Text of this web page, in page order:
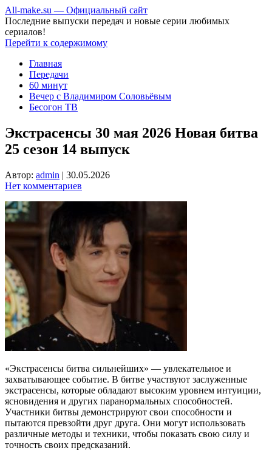
All-make.su — Официальный сайт
Последние выпуски передач и новые серии любимых
сериалов!
Перейти к содержимому
Главная
Передачи
60 минут
Вечер с Владимиром Соловьёвым
Бесогон ТВ
Экстрасенсы 30 мая 2026 Новая битва
25 сезон 14 выпуск
Автор: admin | 30.05.2026
Нет комментариев
«Экстрасенсы битва сильнейших» — увлекательное и
захватывающее событие. В битве участвуют заслуженные
экстрасенсы, которые обладают высоким уровнем интуиции,
ясновидения и других паранормальных способностей.
Участники битвы демонстрируют свои способности и
пытаются превзойти друг друга. Они могут использовать
различные методы и техники, чтобы показать свою силу и
точность своих предсказаний.